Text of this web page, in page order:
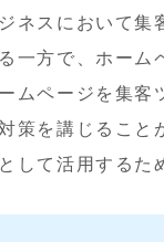
ネスにおいて
一方で、ホー
ムページを集
策を講じること
して活用するた